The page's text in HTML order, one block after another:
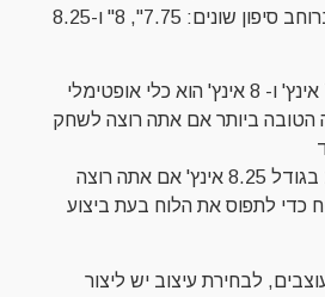
סקייטבורד זה מגיע ברוחב סיפון שונים: 7.75", 8" ו-8.25
רוחב הסיפון של 7.75 אינץ' ו- 8 אינץ' הוא כלי אופטימלי
הטובה ביותר אם אתה רוצה לשחק
בחר את הסיפון הרחב בגודל 8.25 אינץ' אם אתה רוצה
כדי לתפוס את הלוח בעת ביצוע
לבחירת עיצוב יש ליצור